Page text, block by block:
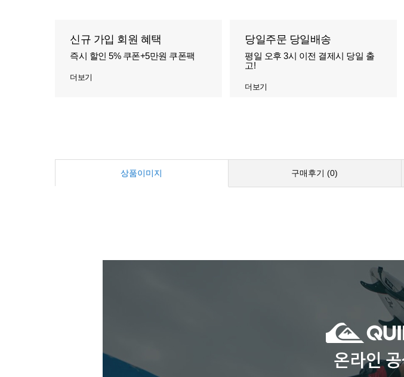
신규 가입 회원 혜택
즉시 할인 5% 쿠폰+5만원 쿠폰팩
더보기
당일주문 당일배송
평일 오후 3시 이전 결제시 당일 출
고!
더보기
상품이미지 구매후기 (0)